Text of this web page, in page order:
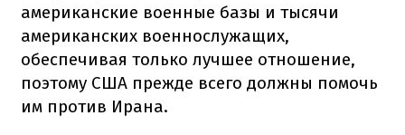
американские военные базы и тысячи
американских военнослужащих,
обеспечивая только лучшее отношение,
поэтому США прежде всего должны помочь
им против Ирана.